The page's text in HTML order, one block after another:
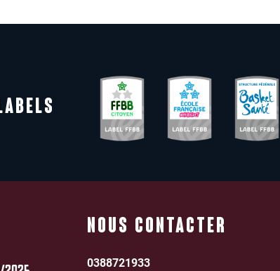
NOUS CONTACTER
0388721933